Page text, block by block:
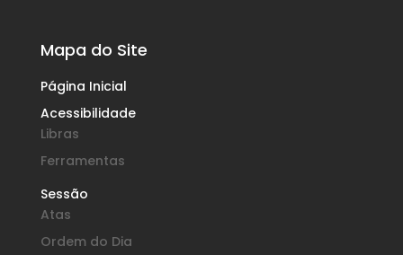
Mapa do Site
Página Inicial
Acessibilidade
Libras
Ferramentas
Sessão
Atas
Ordem do Dia